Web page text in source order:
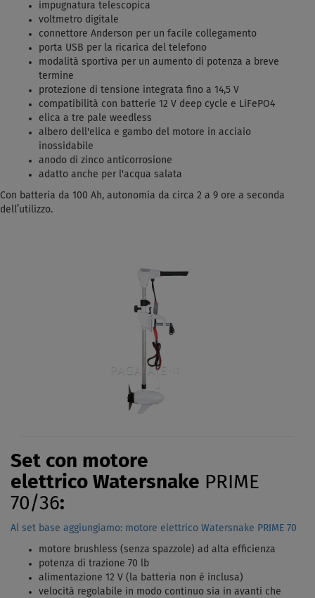
impugnatura telescopica
voltmetro digitale
connettore Anderson per un facile collegamento
porta USB per la ricarica del telefono
modalità sportiva per un aumento di potenza a breve
termine
protezione di tensione integrata fino a 14,5 V
compatibilità con batterie 12 V deep cycle e LiFePO4
elica a tre pale weedless
albero dell'elica e gambo del motore in acciaio
inossidabile
anodo di zinco anticorrosione
adatto anche per l'acqua salata
Con batteria da 100 Ah, autonomia da circa 2 a 9 ore a seconda
dell’utilizzo.
Set con motore
elettrico Watersnake PRIME
70/36:
Al set base aggiungiamo: motore elettrico Watersnake PRIME 70
motore brushless (senza spazzole) ad alta efficienza
potenza di trazione 70 lb
alimentazione 12 V (la batteria non è inclusa)
velocità regolabile in modo continuo sia in avanti che